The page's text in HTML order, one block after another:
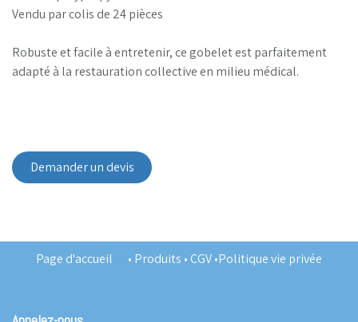
Vendu par colis de 24 pièces
Robuste et facile à entretenir, ce gobelet est parfaitement
adapté à la restauration collective en milieu médical.
Demander un devis
Page d'accueil • Produits •CGV•Politique vie privée